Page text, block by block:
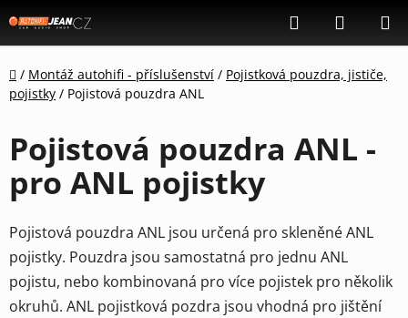
na
obsah
Hledat
KOŠÍK
Domů
/ Montáž autohifi - příslušenství / Pojistková pouzdra, jističe,
pojistky / Pojistová pouzdra ANL
Pojistová pouzdra ANL -
pro ANL pojistky
Pojistová pouzdra ANL jsou určená pro skleněné ANL
pojistky. Pouzdra jsou samostatná pro jednu ANL
pojistu, nebo kombinovaná pro více pojistek pro několik
okruhů. ANL pojistková pozdra jsou vhodná pro jištění